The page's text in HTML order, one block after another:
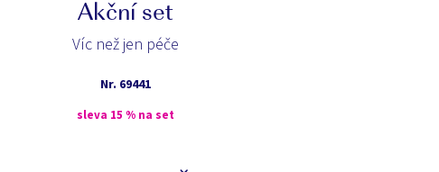
Akční set
Víc než jen péče
Nr. 69441
sleva 15 % na set